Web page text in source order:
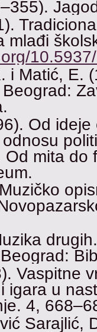
mlađi
i Matić, E.
Od
Od mita
Vaspitne
igara u
4,
Sarajlić,